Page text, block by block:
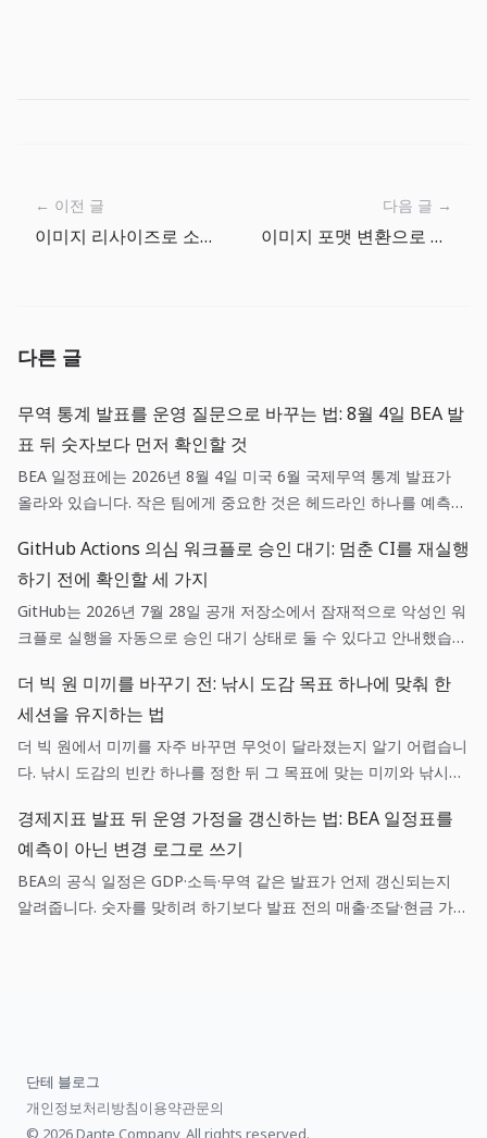
← 이전 글
이미지 리사이즈로 소셜 썸네일 규격 맞추기
다음 글 →
이미지 포맷 변환으로 PNG 스크린샷을 WebP로 가볍게 배포하기
다른 글
무역 통계 발표를 운영 질문으로 바꾸는 법: 8월 4일 BEA 발
표 뒤 숫자보다 먼저 확인할 것
BEA 일정표에는 2026년 8월 4일 미국 6월 국제무역 통계 발표가
올라와 있습니다. 작은 팀에게 중요한 것은 헤드라인 하나를 예측하
와 연결되는지 기록하는 일입니다.
GitHub Actions 의심 워크플로 승인 대기: 멈춘 CI를 재실행
하기 전에 확인할 세 가지
GitHub는 2026년 7월 28일 공개 저장소에서 잠재적으로 악성인 워
크플로 실행을 자동으로 승인 대기 상태로 둘 수 있다고 안내했습니
권한을 짧은 순서로 확인하는 운영 작업입니다.
더 빅 원 미끼를 바꾸기 전: 낚시 도감 목표 하나에 맞춰 한
세션을 유지하는 법
더 빅 원에서 미끼를 자주 바꾸면 무엇이 달라졌는지 알기 어렵습니
다. 낚시 도감의 빈칸 하나를 정한 뒤 그 목표에 맞는 미끼와 낚시터
경제지표 발표 뒤 운영 가정을 갱신하는 법: BEA 일정표를
예측이 아닌 변경 로그로 쓰기
BEA의 공식 일정은 GDP·소득·무역 같은 발표가 언제 갱신되는지
알려줍니다. 숫자를 맞히려 하기보다 발표 전의 매출·조달·현금 가정
단테 블로그
개인정보처리방침이용약관문의
© 2026 Dante Company, All rights reserved.